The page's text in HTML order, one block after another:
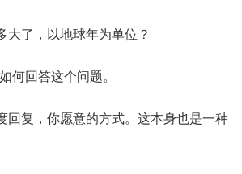
大了，以地球年为单位？
何回答这个问题。
回复，你愿意的方式。这本身也是一种